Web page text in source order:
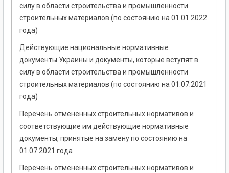
силу в области строительства и промышленности
строительных материалов (по состоянию на 01.01.2022
года)
Действующие национальные нормативные
документы Украины и документы, которые вступят в
силу в области строительства и промышленности
строительных материалов (по состоянию на 01.07.2021
года)
Перечень отмененных строительных нормативов и
соответствующие им действующие нормативные
документы, принятые на замену по состоянию на
01.07.2021 года
Перечень отмененных строительных нормативов и